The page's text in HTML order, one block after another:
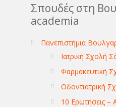
Σπουδές στη
academia
Πανεπιστήμια
Ιατρική Σχολή
Φαρμακευτική
Οδοντιατρική
10 Ερωτήσεις –